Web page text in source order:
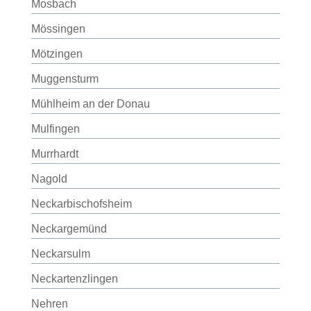
Mosbach
Mössingen
Mötzingen
Muggensturm
Mühlheim an der Donau
Mulfingen
Murrhardt
Nagold
Neckarbischofsheim
Neckargemünd
Neckarsulm
Neckartenzlingen
Nehren